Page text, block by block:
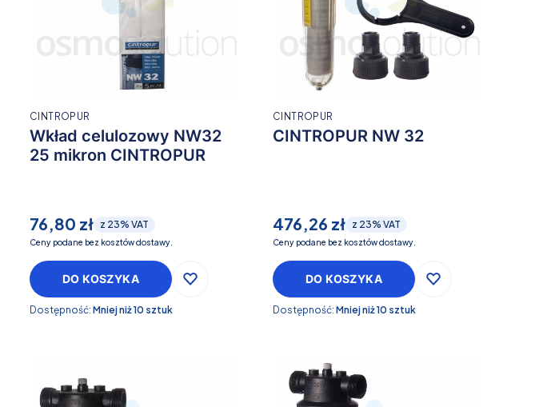
Wkład celulozowy NW32
25 mikron CINTROPUR
CINTROPUR
76,80 zł z 23% VAT
Ceny podane bez kosztów dostawy.
DO KOSZYKA
Dostępność: Mniej niż 10 sztuk
CINTROPUR NW 32
CINTROPUR
476,26 zł z 23% VAT
Ceny podane bez kosztów dostawy.
DO KOSZYKA
Dostępność: Mniej niż 10 sztuk